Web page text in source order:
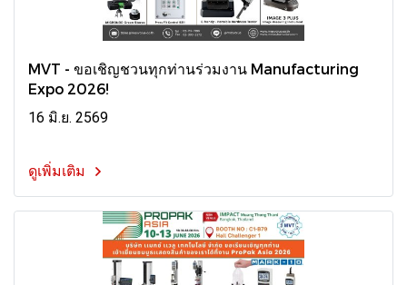
MVT - ขอเชิญชวนทุกท่านร่วมงาน Manufacturing
Expo 2026!
16 มิ.ย. 2569
ดูเพิ่มเติม